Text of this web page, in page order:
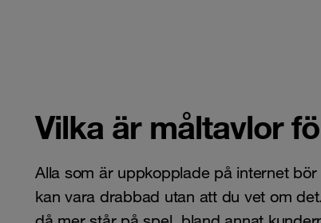
Vilka är måltavlor
Alla som är uppkopplade på internet
kan vara drabbad utan att du vet om